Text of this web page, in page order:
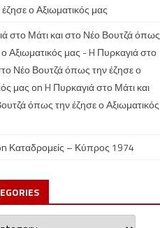
ο Αξιωματικός μας
στο Μάτι και στο Νέο Βουτζά όπως
Αξιωματικός μας - H Πυρκαγιά στο
Νέο Βουτζά όπως την έζησε ο
μας onH Πυρκαγιά στο Μάτι και
όπως την έζησε ο Αξιωματικός
Καταδρομείς – Κύπρος 1974